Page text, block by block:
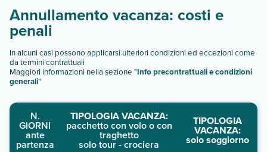
Annullamento vacanza: costi e
penali
In alcuni casi possono applicarsi ulteriori condizioni ed eccezioni come
da termini contrattuali
Maggiori informazioni nella sezione "Info precontrattuali e condizioni
generali"
N.
GIORNI
ante
partenza
TIPOLOGIA VACANZA:
pacchetto con volo o con
traghetto
solo tour - crociera
TIPOLOGIA
VACANZA:
solo soggiorno